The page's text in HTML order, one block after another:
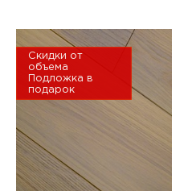
Скидки от
объема
Подложка в
подарок